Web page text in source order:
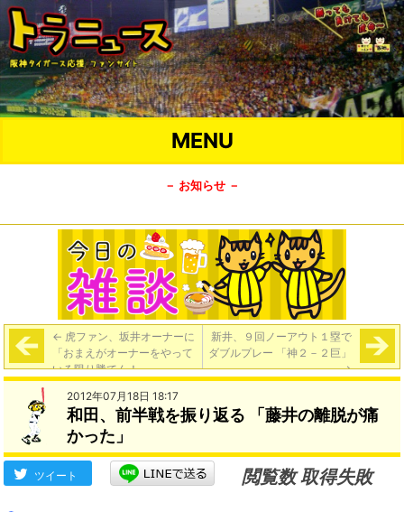
MENU
－ お知らせ －
← 虎ファン、坂井オーナーに
「おまえがオーナーをやって
いる限り勝てん！」
新井、９回ノーアウト１塁で
ダブルプレー 「神２－２巨」
→
2012年07月18日 18:17
和田、前半戦を振り返る 「藤井の離脱が痛
かった」
ツイート
閲覧数 取得失敗